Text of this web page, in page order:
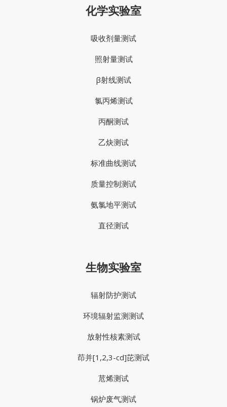
化学实验室
吸收剂量测试
照射量测试
β射线测试
氯丙烯测试
丙酮测试
乙炔测试
标准曲线测试
质量控制测试
氨氯地平测试
直径测试
生物实验室
辐射防护测试
环境辐射监测测试
放射性核素测试
茚并[1,2,3-cd]芘测试
苊烯测试
锅炉废气测试